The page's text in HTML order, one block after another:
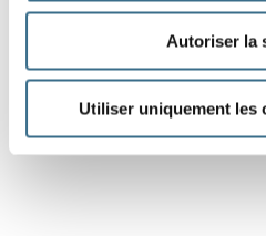
Autoriser la
Utiliser uniquement les